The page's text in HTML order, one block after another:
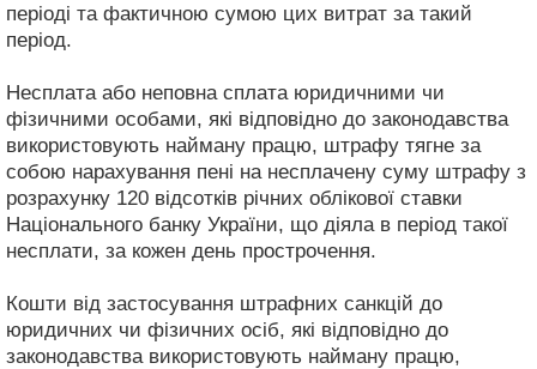
періоді та фактичною сумою цих витрат за такий
період.
Несплата або неповна сплата юридичними чи
фізичними особами, які відповідно до законодавства
використовують найману працю, штрафу тягне за
собою нарахування пені на несплачену суму штрафу з
розрахунку 120 відсотків річних облікової ставки
Національного банку України, що діяла в період такої
несплати, за кожен день прострочення.
Кошти від застосування штрафних санкцій до
юридичних чи фізичних осіб, які відповідно до
законодавства використовують найману працю,